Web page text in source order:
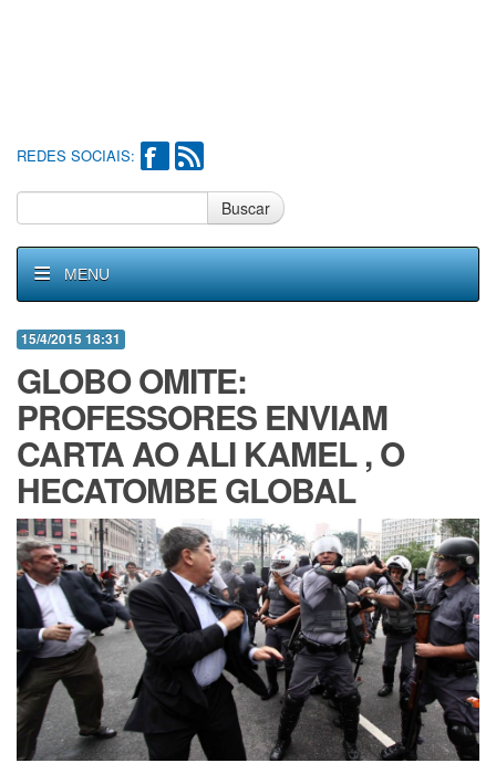
REDES SOCIAIS:
Buscar
MENU
15/4/2015 18:31
GLOBO OMITE:
PROFESSORES ENVIAM
CARTA AO ALI KAMEL , O
HECATOMBE GLOBAL